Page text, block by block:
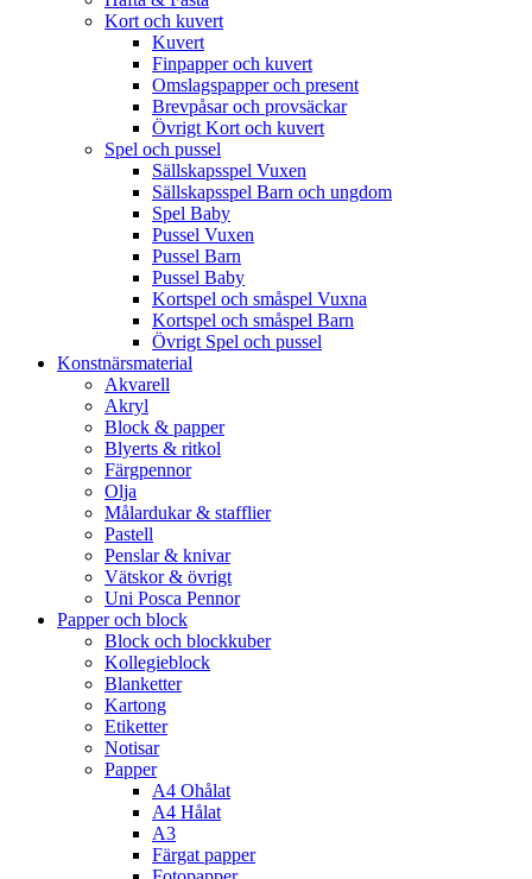
Kort och kuvert
Kuvert
Finpapper och kuvert
Omslagspapper och present
Brevpåsar och provsäckar
Övrigt Kort och kuvert
Spel och pussel
Sällskapsspel Vuxen
Sällskapsspel Barn och ungdom
Spel Baby
Pussel Vuxen
Pussel Barn
Pussel Baby
Kortspel och småspel Vuxna
Kortspel och småspel Barn
Övrigt Spel och pussel
Konstnärsmaterial
Akvarell
Akryl
Block & papper
Blyerts & ritkol
Färgpennor
Olja
Målardukar & stafflier
Pastell
Penslar & knivar
Vätskor & övrigt
Uni Posca Pennor
Papper och block
Block och blockkuber
Kollegieblock
Blanketter
Kartong
Etiketter
Notisar
Papper
A4 Ohålat
A4 Hålat
A3
Färgat papper